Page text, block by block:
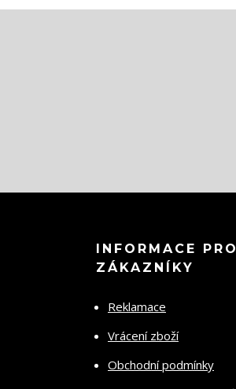
INFORMACE PRO
ZÁKAZNÍKY
Reklamace
Vrácení zboží
Obchodní podmínky